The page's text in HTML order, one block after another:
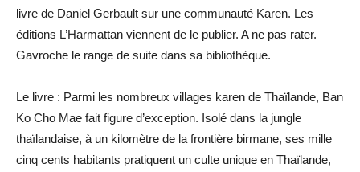
livre de Daniel Gerbault sur une communauté Karen. Les
éditions L’Harmattan viennent de le publier. A ne pas rater.
Gavroche le range de suite dans sa bibliothèque.
Le livre : Parmi les nombreux villages karen de Thaïlande, Ban
Ko Cho Mae fait figure d’exception. Isolé dans la jungle
thaïlandaise, à un kilomètre de la frontière birmane, ses mille
cinq cents habitants pratiquent un culte unique en Thaïlande,